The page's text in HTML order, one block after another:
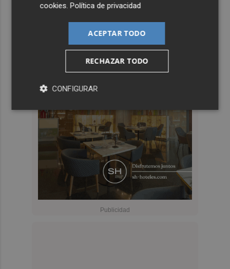
cookies .Política de privacidad
ACEPTAR TODO
RECHAZAR TODO
CONFIGURAR